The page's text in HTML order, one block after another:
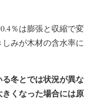
％は膨張と収縮で変
みが木材の含水率に
冬とでは状況が異な
くなった場合には原